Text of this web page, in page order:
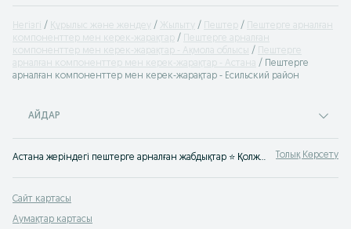
Негізгі Құрылыс және жөндеу Жылыту Пештер
Пештерге арналған
компоненттер мен керек-жарақтар
Пештерге арналған
компоненттер мен керек-жарақтар - Ақмола облысы
Пештерге
арналған компоненттер мен керек-жарақтар - Астана
Пештерге
арналған компоненттер мен керек-жарақтар - Есильский район
АЙДАР
Астана жеріндегі пештерге арналған жабдықтар ⭐ Қолжетімді бағадағы пеш аксессуарлары ✅ Пешке қажеттінің бәрін OLX.kz-тен сатып алу Толық Көрсету
Сайт картасы
Аумақтар картасы